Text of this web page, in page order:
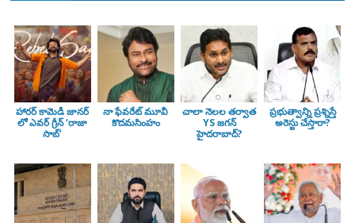
హారర్ కామెడీ జానర్
లో ఎవర్ గ్రీన్ ‘రాజా
సాబ్’
నా ఫేవరేట్ మూవీ
కొదమసింహం
చాలా నెలల తర్వాత
YS జగన్
హైదరాబాద్?
ప్రభుత్వాన్ని ప్రశ్నిస్తే
అరెస్టు చేస్తారా?